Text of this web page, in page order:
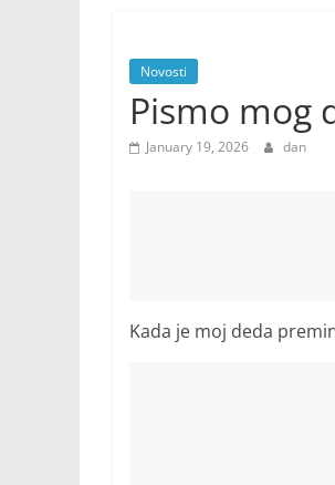
Novosti
Pismo mog
January 19, 2026 dan
Kada je moj deda